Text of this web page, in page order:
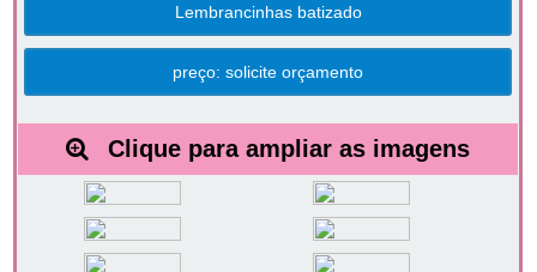
Lembrancinhas batizado
preço: solicite orçamento
Clique para ampliar as imagens